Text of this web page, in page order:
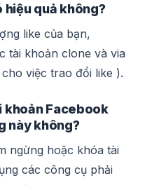
hiệu quả không?
like của bạn,
tài khoản clone và via
việc trao đổi like ).
khoản Facebook
này không?
ngừng hoặc khóa tài
các công cụ phải